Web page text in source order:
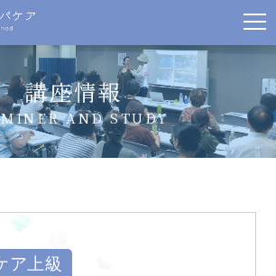
講座情報
AND STUDY
ア上級